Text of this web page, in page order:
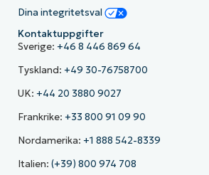
Dina integritetsval
Kontaktuppgifter
Sverige: +46 8 446 869 64
Tyskland: +49 30-76758700
UK: +44 20 3880 9027
Frankrike: +33 800 91 09 90
Nordamerika: +1 888 542-8339
Italien: (+39) 800 974 708